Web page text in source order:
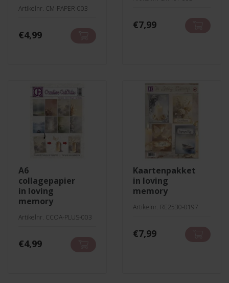
Artikelnr. CM-PAPER-003
€4,99
€7,99
a6
collagepapier
in loving
memory
Artikelnr. CCOA-PLUS-003
€4,99
kaartenpakket
in loving
memory
Artikelnr. RE2530-0197
€7,99